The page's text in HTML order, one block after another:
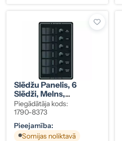
Slēdžu Panelis, 6
Slēdži, Melns,
Ūdensizturīgs IP66, Ar
Automātdrošinātāju,
12/24V, Kods 1790-
8373
Piegādātāja kods:
1790-8373
Pieejamība:
Somijas noliktavā